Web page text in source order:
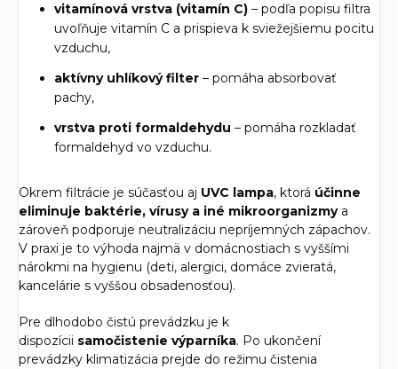
vitamínová vrstva (vitamín C) – podľa popisu filtra
uvoľňuje vitamín C a prispieva k sviežejšiemu pocitu
vzduchu,
aktívny uhlíkový filter – pomáha absorbovať
pachy,
vrstva proti formaldehydu – pomáha rozkladať
formaldehyd vo vzduchu.
Okrem filtrácie je súčasťou aj UVC lampa, ktorá účinne
eliminuje baktérie, vírusy a iné mikroorganizmy a
zároveň podporuje neutralizáciu nepríjemných zápachov.
V praxi je to výhoda najmä v domácnostiach s vyššími
nárokmi na hygienu (deti, alergici, domáce zvieratá,
kancelárie s vyššou obsadenosťou).
Pre dlhodobo čistú prevádzku je k
dispozícii samočistenie výparníka. Po ukončení
prevádzky klimatizácia prejde do režimu čistenia